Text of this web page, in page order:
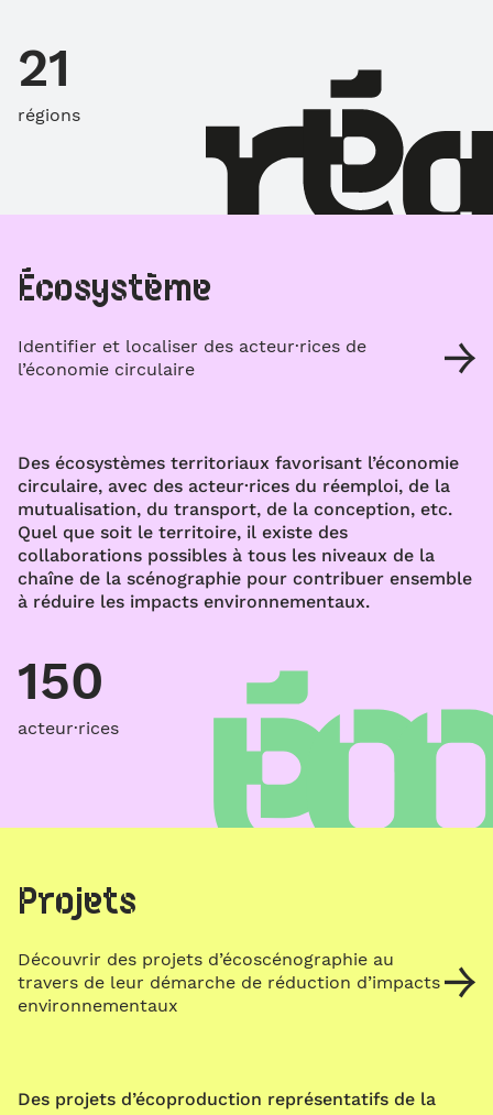
21
régions
Écosystème
Identifier et localiser des acteur·rices de
l’économie circulaire
Des écosystèmes territoriaux favorisant l’économie
circulaire, avec des acteur·rices du réemploi, de la
mutualisation, du transport, de la conception, etc.
Quel que soit le territoire, il existe des
collaborations possibles à tous les niveaux de la
chaîne de la scénographie pour contribuer ensemble
à réduire les impacts environnementaux.
150
acteur·rices
Projets
Découvrir des projets d’écoscénographie au
travers de leur démarche de réduction d’impacts
environnementaux
Des projets d’écoproduction représentatifs de la